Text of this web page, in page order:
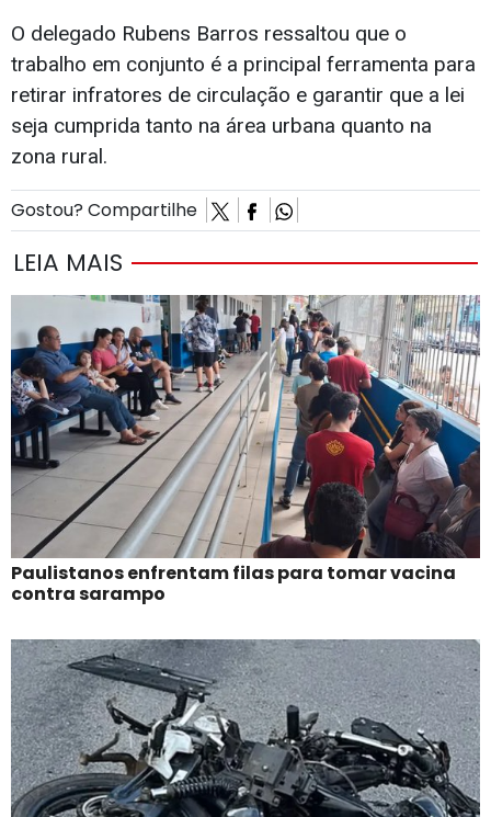
O delegado Rubens Barros ressaltou que o
trabalho em conjunto é a principal ferramenta para
retirar infratores de circulação e garantir que a lei
seja cumprida tanto na área urbana quanto na
zona rural.
Gostou? Compartilhe
LEIA MAIS
Paulistanos enfrentam filas para tomar vacina
contra sarampo